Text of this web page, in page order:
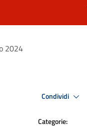
2024
Condividi
Categorie: